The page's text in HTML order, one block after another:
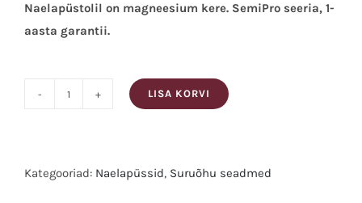
Naelapüstolil on magneesium kere. SemiPro seeria, 1-
aasta garantii.
SEMI-
LISA KORVI
Kategooriad: Naelapüssid, Suruõhu seadmed